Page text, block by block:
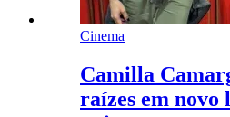
Cinema
Camilla
raízes em novo